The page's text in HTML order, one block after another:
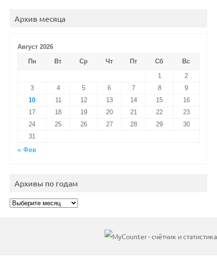
Архив месяца
Август 2026
Пн
Вт Ср Чт Пт Сб
Вс
1
2
3
4 5 6 7 8
9
10
11 12 13 14 15
16
17
18 19 20 21 22
23
24
25 26 27 28 29
30
31
« Фев
Архивы по годам
Архивы